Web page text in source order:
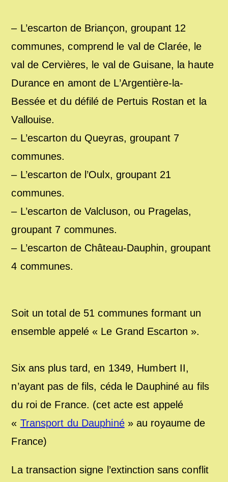
– L’escarton de Briançon, groupant 12
communes, comprend le val de Clarée, le
val de Cervières, le val de Guisane, la haute
Durance en amont de L’Argentière-la-
Bessée et du défilé de Pertuis Rostan et la
Vallouise.
– L’escarton du Queyras, groupant 7
communes.
– L’escarton de l’Oulx, groupant 21
communes.
– L’escarton de Valcluson, ou Pragelas,
groupant 7 communes.
– L’escarton de Château-Dauphin, groupant
4 communes.
Soit un total de 51 communes formant un
ensemble appelé « Le Grand Escarton ».
Six ans plus tard, en 1349, Humbert II,
n’ayant pas de fils, céda le Dauphiné au fils
du roi de France. (cet acte est appelé
« Transport du Dauphiné» au royaume de
France)
La transaction signe l’extinction sans conflit